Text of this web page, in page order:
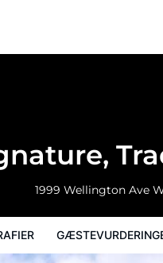
1999 Wellington Ave